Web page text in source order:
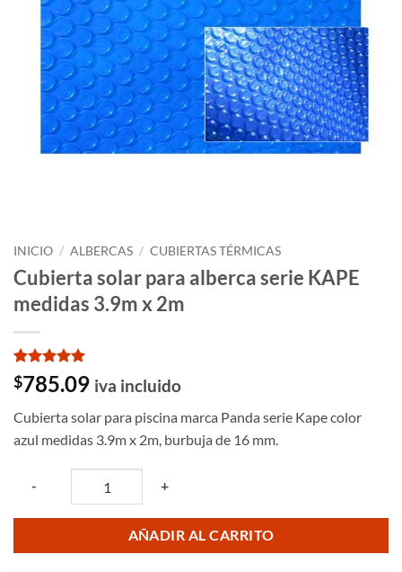
INICIO / ALBERCAS / CUBIERTAS TÉRMICAS
Cubierta solar para alberca serie KAPE
medidas 3.9m x 2m
Valorado
con5de 5
2
valoraciones
de clientes
$785.09 iva incluido
Cubierta solar para piscina marca Panda serie Kape color
azul medidas 3.9m x 2m, burbuja de 16 mm.
- +
AÑADIR AL CARRITO